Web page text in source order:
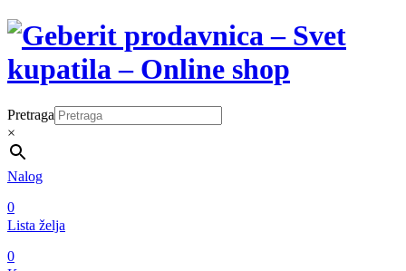
Pretraga
×
Nalog
0
Lista želja
0